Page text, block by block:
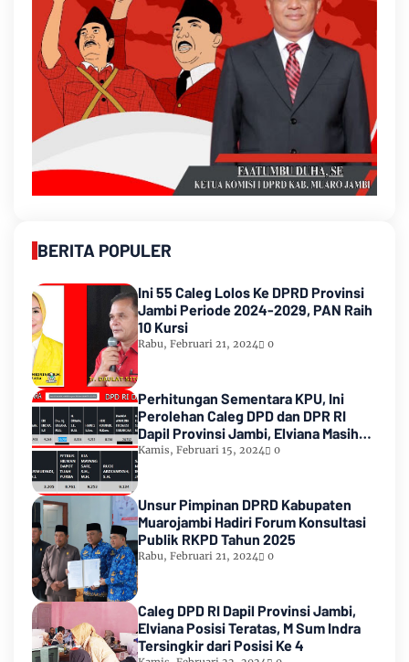
BERITA POPULER
Ini 55 Caleg Lolos Ke DPRD Provinsi
Jambi Periode 2024-2029, PAN Raih
10 Kursi
Rabu, Februari 21, 2024 0
Perhitungan Sementara KPU, Ini
Perolehan Caleg DPD dan DPR RI
Dapil Provinsi Jambi, Elviana Masih
Urutan Kedua Teratas
Kamis, Februari 15, 2024 0
Unsur Pimpinan DPRD Kabupaten
Muarojambi Hadiri Forum Konsultasi
Publik RKPD Tahun 2025
Rabu, Februari 21, 2024 0
Caleg DPD RI Dapil Provinsi Jambi,
Elviana Posisi Teratas, M Sum Indra
Tersingkir dari Posisi Ke 4